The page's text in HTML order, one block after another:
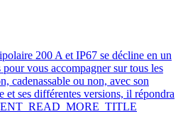
200 A et IP67 se décline en un
vous accompagner sur tous les
cadenassable ou non, avec son
et ses différentes versions, il répondra